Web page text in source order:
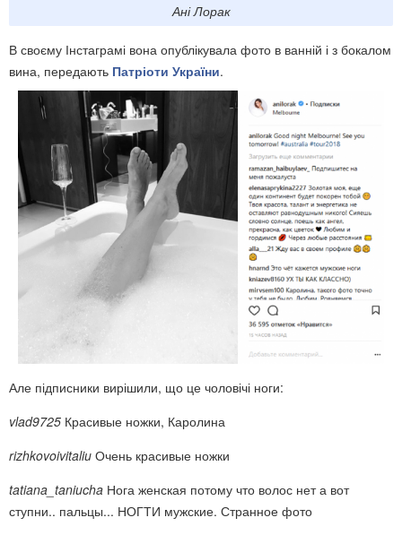
Ані Лорак
В своєму Інстаграмі вона опублікувала фото в ванній і з бокалом
вина, передають Патріоти України.
Але підписники вирішили, що це чоловічі ноги:
vlad9725 Красивые ножки, Каролина
rizhkovoivitaliu Очень красивые ножки
tatiana_taniucha Нога женская потому что волос нет а вот
ступни.. пальцы... НОГТИ мужские. Странное фото